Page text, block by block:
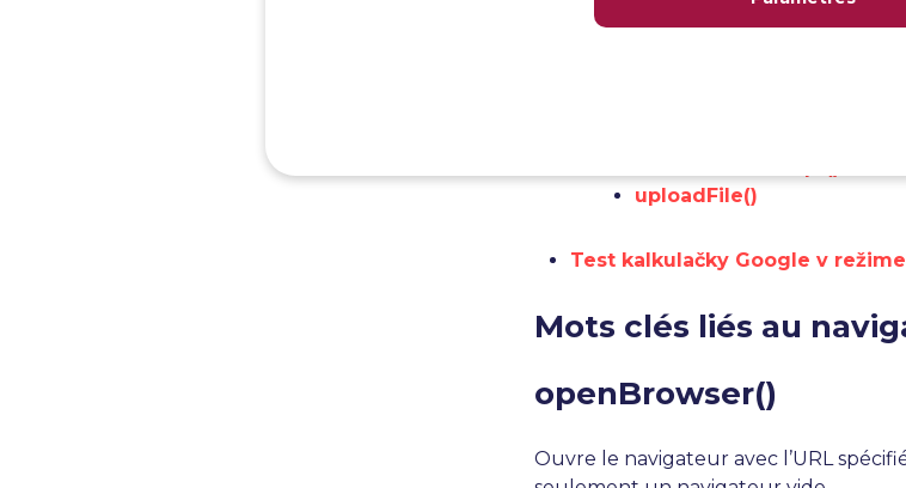
switchToFrame()
uploadFile()
Test kalkulačky Google v
Mots clés liés au
openBrowser()
Ouvre le navigateur avec l’URL